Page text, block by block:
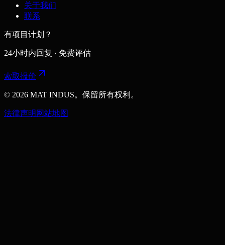
关于我们
联系
有项目计划？
24小时内回复 · 免费评估
索取报价
© 2026 MAT INDUS。保留所有权利。
法律声明 网站地图